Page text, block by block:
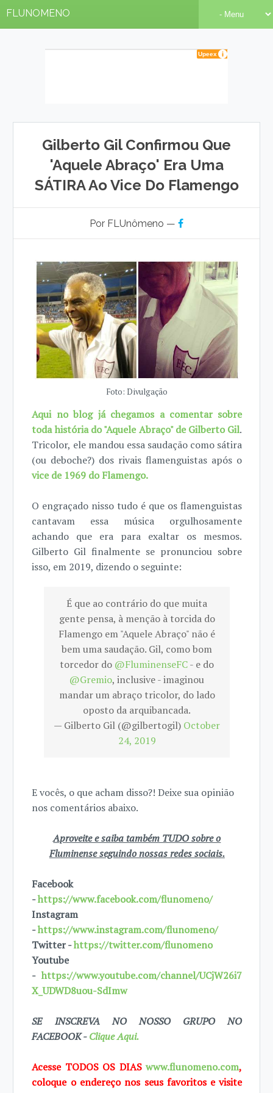
FLUNOMENO
Gilberto Gil Confirmou Que
'Aquele Abraço' Era Uma
SÁTIRA Ao Vice Do Flamengo
Por FLUnômeno —
Foto: Divulgação
Aqui no blog já chegamos a comentar sobre
toda história do "Aquele Abraço" de Gilberto Gil.
Tricolor, ele mandou essa saudação como sátira
(ou deboche?) dos rivais flamenguistas após o
vice de 1969 do Flamengo.
O engraçado nisso tudo é que os flamenguistas
cantavam essa música orgulhosamente
achando que era para exaltar os mesmos.
Gilberto Gil finalmente se pronunciou sobre
isso, em 2019, dizendo o seguinte:
É que ao contrário do que muita
gente pensa, à menção à torcida do
Flamengo em "Aquele Abraço" não é
bem uma saudação. Gil, como bom
torcedor do @FluminenseFC- e do
@Gremio, inclusive - imaginou
mandar um abraço tricolor, do lado
oposto da arquibancada.
— Gilberto Gil (@gilbertogil) October
24, 2019
E vocês, o que acham disso?! Deixe sua opinião
nos comentários abaixo.
Aproveite e saiba também TUDO sobre o
Fluminense seguindo nossas redes sociais.
Facebook
-https://www.facebook.com/flunomeno/
Instagram
-https://www.instagram.com/flunomeno/
Twitter -https://twitter.com/flunomeno
Youtube
-https://www.youtube.com/channel/UCjW26i7
X_UDWD8uou-SdImw
SE INSCREVA NO NOSSO GRUPO NO
FACEBOOK -Clique Aqui.
Acesse TODOS OS DIASwww.flunomeno.com,
coloque o endereço nos seus favoritos e visite